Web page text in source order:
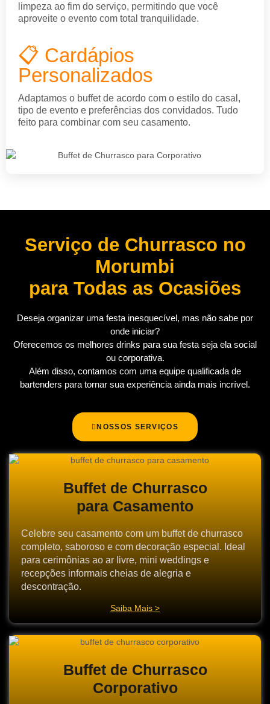
limpeza ao fim do serviço, permitindo que você
aproveite o evento com total tranquilidade.
📋 Cardápios
Personalizados
Adaptamos o buffet de acordo com o estilo do casal,
tipo de evento e preferências dos convidados. Tudo
feito para combinar com seu casamento.
Serviço de Churrasco no
Morumbi
para Todas as Ocasiões
Deseja organizar uma festa inesquecível, mas não sabe por
onde iniciar?
Oferecemos os melhores drinks para sua festa seja ela social
ou corporativa.
Além disso, contamos com uma equipe qualificada de
bartenders para tornar sua experiência ainda mais incrível.
NOSSOS SERVIÇOS
Buffet de Churrasco
para Casamento
Celebre seu casamento com um buffet de churrasco
completo, saboroso e com decoração especial. Ideal
para cerimônias ao ar livre, mini weddings e
recepções informais cheias de alegria e
descontração.
Saiba Mais >
Buffet de Churrasco
Corporativo